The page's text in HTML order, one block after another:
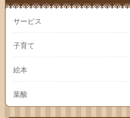
サービス
子育て
絵本
葉酸